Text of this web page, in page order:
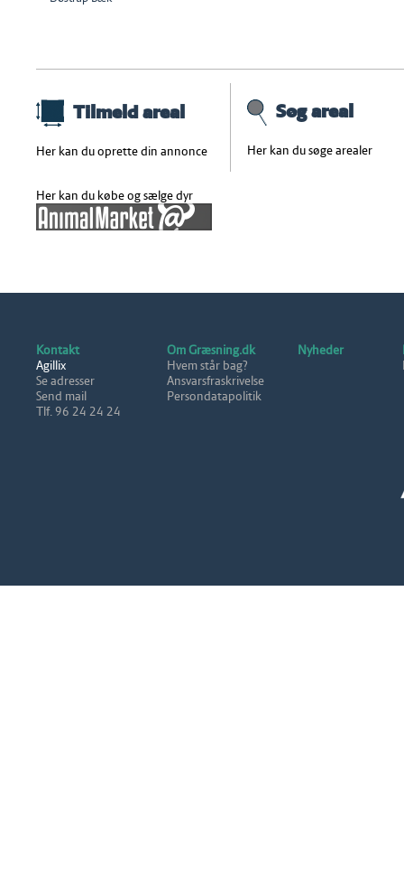
Tilmeld areal
Her kan du oprette din annonce
Her kan du købe og sælge dyr
Søg areal
Her kan du søge arealer
Kontakt
Agillix
Se adresser
Send mail
Tlf. 96 24 24 24
Om Græsning.dk
Hvem står bag?
Ansvarsfraskrivelse
Persondatapolitik
Nyheder